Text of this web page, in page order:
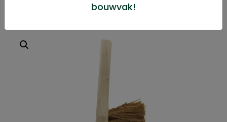
Handveger cocos 31cm
bouwvak!